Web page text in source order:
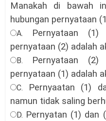
Manakah di bawah
hubungan pernyataan
A. Pernyataan
pernyataan (2) adalah
B. Pernyataan
pernyataan (1) adalah
C.
Pernyaatan (1)
namun tidak saling
D. Pernyatan (1) dan